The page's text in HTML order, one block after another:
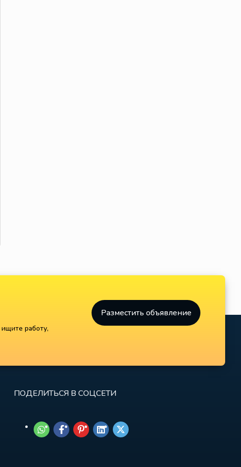
работу,
Разместить объявление
ПОДЕЛИТЬСЯ В СОЦСЕТИ